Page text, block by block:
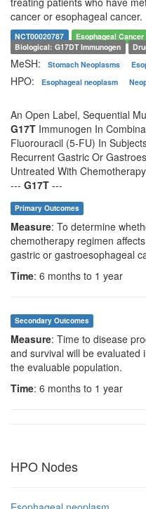
cancer or esophageal cancer.
NCT00020787 Esophageal Cancer
Biological: G17DT Immunogen
MeSH: Stomach Neoplasms
HPO: Esophageal neoplasm
An Open Label, Sequential
G17T Immunogen In
Fluorouracil (5-FU) In
Recurrent Gastric Or
Untreated With
--- G17T ---
Primary Outcomes
Measure: To determine
chemotherapy regimen
gastric or gastroesophageal
Time: 6 months to 1 year
Secondary Outcomes
Measure: Time to disease
and survival will be
the evaluable population.
Time: 6 months to 1 year
HPO Nodes